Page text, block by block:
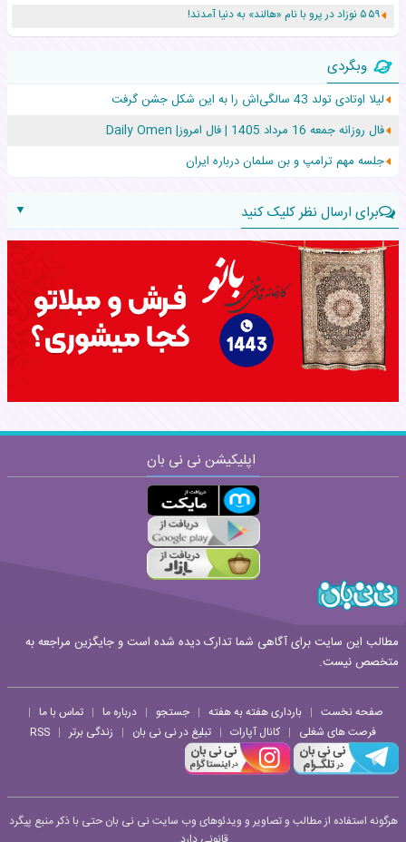
۵۵۹ نوزاد در پرو با نام «هالند» به دنیا آمدند!
زن ۲۴ ساله پس از درمان سرطان رحم، مادر شد
افزایش قد این دختر، چند میلیون دلار برای پدرش خرج داشته
حرکت غیرقانونی یک پرستار، جان دوقلوها را نجات داد!
عجیب‌ترین تولد در ۵/۵/۵ امسال که همه را شوکه کرد!
وبگردی
لیلا اوتادی تولد 43 سالگی‌اش را به این شکل جشن گرفت
فال روزانه جمعه 16 مرداد 1405 | فال امروز| Daily Omen
جلسه مهم ترامپ و بن سلمان درباره ایران
برای ارسال نظر کلیک کنید
▼
نام:
نظر:
اپلیکیشن نی نی بان
مطالب این سایت برای آگاهی شما تدارک دیده شده است و جایگزین مراجعه به
متخصص نیست.
صفحه نخست | بارداری هفته به هفته | جستجو | درباره ما | تماس با ما |
فرصت های شغلی | کانال آپارات | تبلیغ در نی نی بان | زندگی برتر |
RSS
هرگونه استفاده از مطالب و تصاویر و ویدئوهای وب سایت نی نی بان حتی با ذکر منبع پیگرد